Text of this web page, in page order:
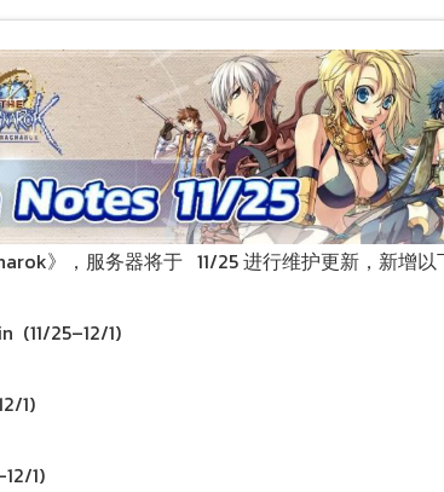
》，服务器将于 11/25 进行维护更新，新增以
(11/25–12/1)
1)
1)